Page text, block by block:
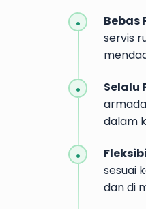
Bebas
servis
Selalu
dalam
sesuai
dan di